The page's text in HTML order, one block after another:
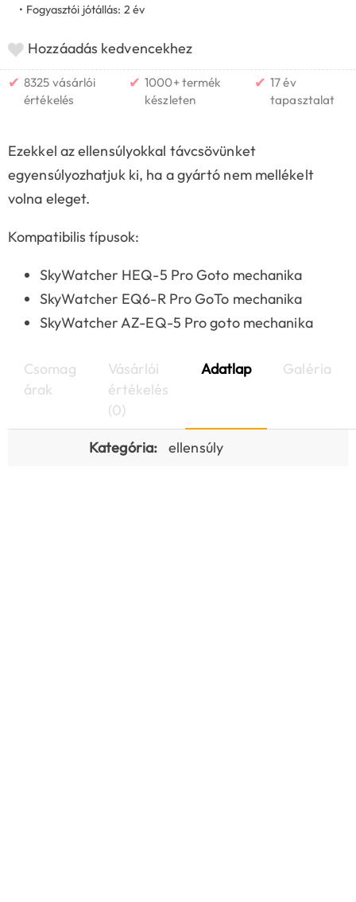
• Fogyasztói jótállás: 2 év
Hozzáadás kedvencekhez
✔ 8325 vásárlói
értékelés
✔ 1000+ termék
készleten
✔ 17 év
tapasztalat
Ezekkel az ellensúlyokkal távcsövünket
egyensúlyozhatjuk ki, ha a gyártó nem mellékelt
volna eleget.
Kompatibilis típusok:
SkyWatcher HEQ-5 Pro Goto mechanika
SkyWatcher EQ6-R Pro GoTo mechanika
SkyWatcher AZ-EQ-5 Pro goto mechanika
Csomag
árak
Vásárlói
értékelés
(0)
Adatlap Galéria
Kategória: ellensúly